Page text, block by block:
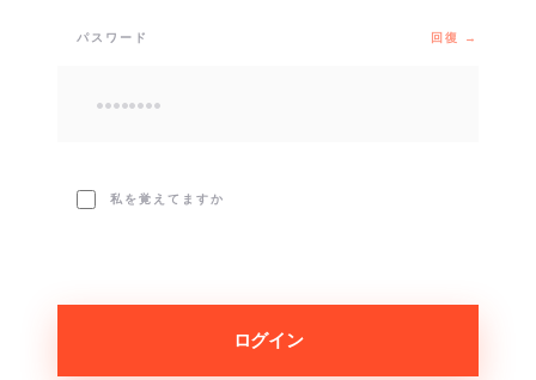
パスワード 回復 →
私を覚えてますか
ログイン